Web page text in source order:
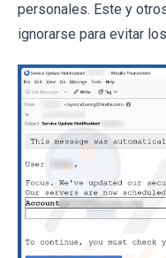
personales. Este y
ignorarse para evitar